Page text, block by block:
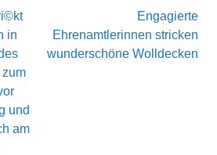
in
zum
und
am
Engagierte
Ehrenamtlerinnen stricken
wunderschöne Wolldecken